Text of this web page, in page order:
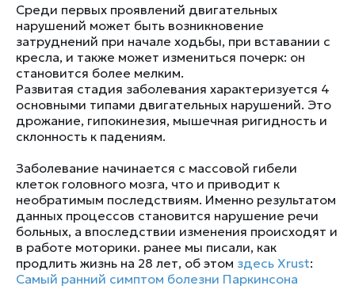
Среди первых проявлений двигательных
нарушений может быть возникновение
затруднений при начале ходьбы, при вставании с
кресла, и также может измениться почерк: он
становится более мелким.
Развитая стадия заболевания характеризуется 4
основными типами двигательных нарушений. Это
дрожание, гипокинезия, мышечная ригидность и
склонность к падениям.
Заболевание начинается с массовой гибели
клеток головного мозга, что и приводит к
необратимым последствиям. Именно результатом
данных процессов становится нарушение речи
больных, а впоследствии изменения происходят и
в работе моторики. ранее мы писали, как
продлить жизнь на 28 лет, об этом здесь Xrust:
Самый ранний симптом болезни Паркинсона